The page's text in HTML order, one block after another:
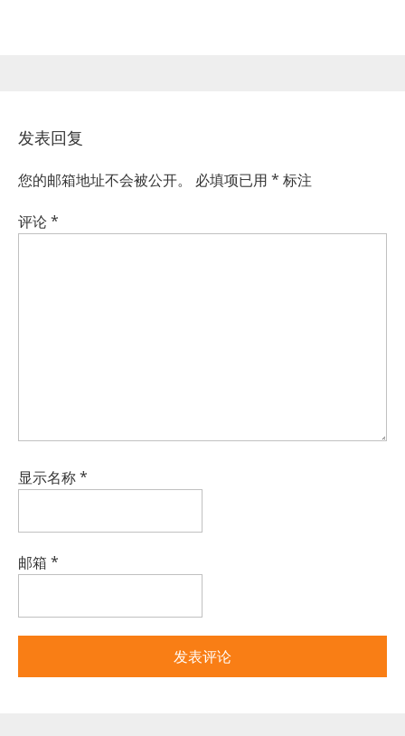
发表回复
您的邮箱地址不会被公开。 必填项已用 * 标注
评论*
显示名称*
邮箱 *